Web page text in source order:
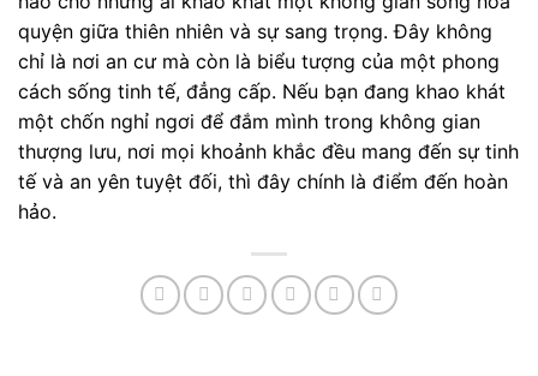
quyện giữa thiên nhiên và sự sang trọng. Đây không
chỉ là nơi an cư mà còn là biểu tượng của một phong
cách sống tinh tế, đẳng cấp. Nếu bạn đang khao khát
một chốn nghỉ ngơi để đắm mình trong không gian
thượng lưu, nơi mọi khoảnh khắc đều mang đến sự tinh
tế và an yên tuyệt đối, thì đây chính là điểm đến hoàn
hảo.